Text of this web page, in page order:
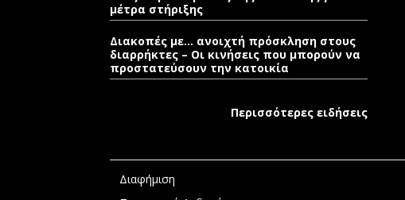
μέτρα στήριξης
Διακοπές με… ανοιχτή πρόσκληση στους
διαρρήκτες – Οι κινήσεις που μπορούν να
προστατεύσουν την κατοικία
Περισσότερες ειδήσεις
Διαφήμιση